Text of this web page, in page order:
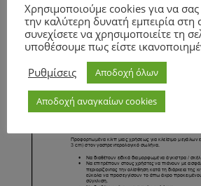
Page1/1
Χρησιμοποιούμε cookies για να
την καλύτερη δυνατή εμπειρία στη
συνεχίσετε να χρησιμοποιείτε τη
υποθέσουμε πως είστε
Ρυθμίσεις
Αποδοχή όλων
Αποδοχή αναγκαίων cookies